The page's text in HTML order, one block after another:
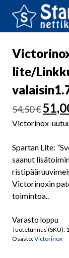
lite/
54,50€
hinta
oli:
Victorinox-
Spartan Lite:
saanut
Victorinoxin
toimintoa..
Varasto loppu
Tuotetunnus (SKU):
Osasto:Victorinox